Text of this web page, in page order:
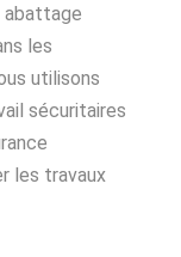
abattage
les
utilisons
sécuritaires
les travaux